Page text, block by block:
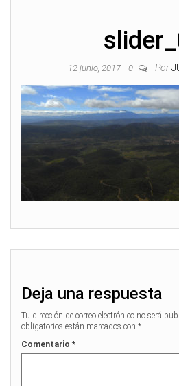
12 junio, 2017 0 Por
Deja una respuesta
Tu dirección de correo electrónico no será
obligatorios están marcados con *
Comentario *